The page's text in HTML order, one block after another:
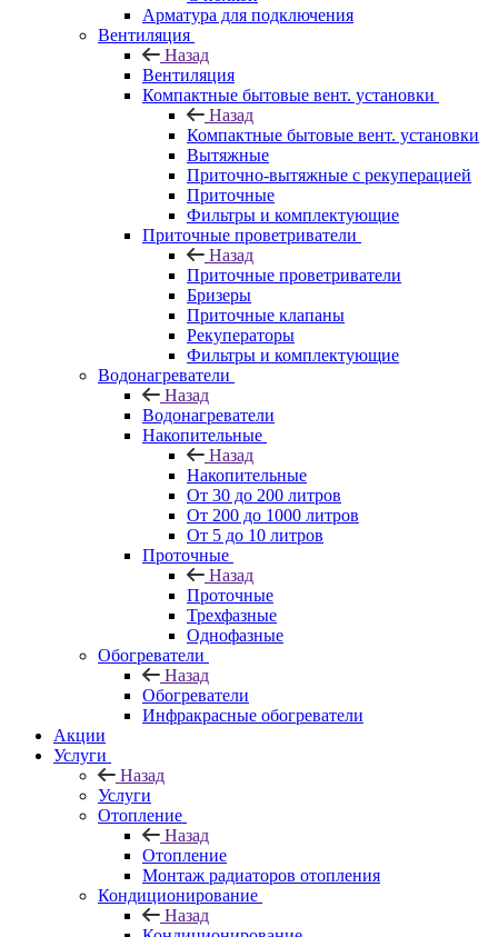
Арматура для подключения
Вентиляция
Назад
Вентиляция
Компактные бытовые вент. установки
Назад
Компактные бытовые вент. установки
Вытяжные
Приточно-вытяжные с рекуперацией
Приточные
Фильтры и комплектующие
Приточные проветриватели
Назад
Приточные проветриватели
Бризеры
Приточные клапаны
Рекуператоры
Фильтры и комплектующие
Водонагреватели
Назад
Водонагреватели
Накопительные
Назад
Накопительные
От 30 до 200 литров
От 200 до 1000 литров
От 5 до 10 литров
Проточные
Назад
Проточные
Трехфазные
Однофазные
Обогреватели
Назад
Обогреватели
Инфракрасные обогреватели
Акции
Услуги
Назад
Услуги
Отопление
Назад
Отопление
Монтаж радиаторов отопления
Кондиционирование
Назад